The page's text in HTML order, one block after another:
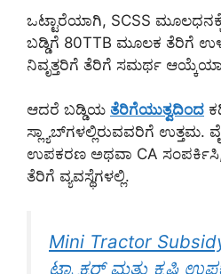
ಒಟ್ಟಾರೆಯಾಗಿ, SCSS
ಬಡ್ಡಿಗೆ 80TTB ಮೂಲಕ ತೆರಿಗೆ
ನಿವೃತ್ತರಿಗೆ ತೆರಿಗೆ ಸಮರ್ಥ
ಆದರೆ ಬಡ್ಡಿಯ ತೆರಿಗೆಯುತ್ವದಿಂದ
ಸ್ಲ್ಯಾಬ್‌ಗಳಲ್ಲಿರುವವರಿಗೆ ಉತ್ತಮ.
ಉಪಕರಣ ಅಥವಾ CA
ತೆರಿಗೆ ವ್ಯವಸ್ಥೆಗಳಲ್ಲಿ.
Mini Tractor
ಟ್ರ್ಯಾಕ್ಟರ್ ಮತ್ತು ಕೃಷಿ